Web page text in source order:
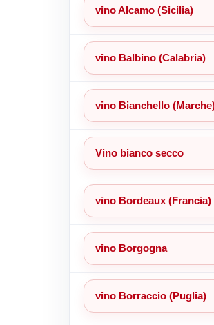
vino Alcamo (Sicilia)
vino Balbino (Calabria)
vino Bianchello
Vino bianco secco
vino Bordeaux (Francia)
vino Borgogna
vino Borraccio (Puglia)